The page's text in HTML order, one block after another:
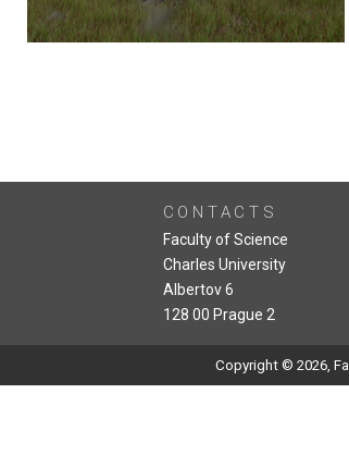
CONTACTS
Faculty of Science
Charles University
Albertov 6
128 00 Prague 2
Copyright © 2026,